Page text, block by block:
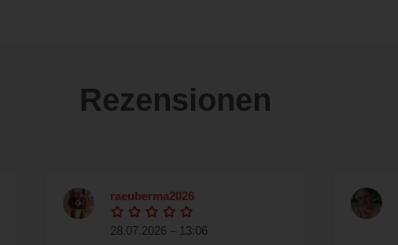
Rezensionen
raeuberma2026
28.07.2026 – 13:06